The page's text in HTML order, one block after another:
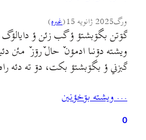
ورگ2025 ژانویه 15 (غىره)
گۊتن بگۊبشتؤ ؤ گب زئن ؤ دايالؤگ
ويشته دۊنىا ادمؤن ٚ حال ٚرۊز ٚ مئن
گبزني ؤ بگۊبشتؤ بکت، دۊ ته دئه
شأنه ادمؤن-ه هاوجيرانئن [قانع گۊدن].
… ويشته بۊخؤنين
0